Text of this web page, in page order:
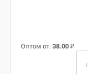
Оптом от: 38.00 ₽